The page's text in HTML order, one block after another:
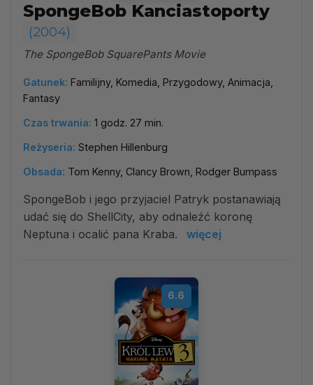
SpongeBob Kanciastoporty
(2004)
The SpongeBob SquarePants Movie
Gatunek: Familijny, Komedia, Przygodowy, Animacja,
Fantasy
Czas trwania: 1 godz. 27 min.
Reżyseria: Stephen Hillenburg
Obsada: Tom Kenny, Clancy Brown, Rodger Bumpass
SpongeBob i jego przyjaciel Patryk postanawiają
udać się do ShellCity, aby odnaleźć koronę
Neptuna i ocalić pana Kraba.
więcej
6.6